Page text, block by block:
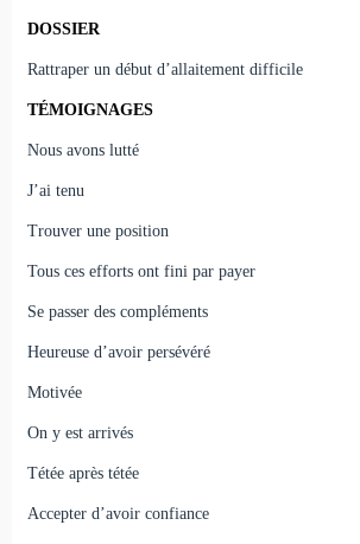
DOSSIER
Rattraper un début d’allaitement difficile
TÉMOIGNAGES
Nous avons lutté
J’ai tenu
Trouver une position
Tous ces efforts ont fini par payer
Se passer des compléments
Heureuse d’avoir persévéré
Motivée
On y est arrivés
Tétée après tétée
Accepter d’avoir confiance